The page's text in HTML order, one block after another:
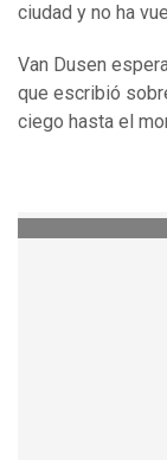
ciudad y no ha
Van Dusen
que escribió
ciego hasta el